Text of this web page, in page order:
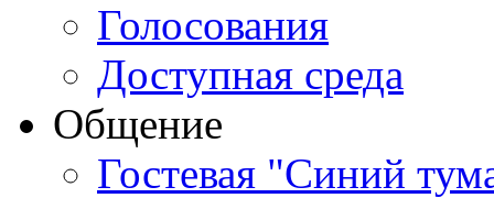
Голосования
Доступная среда
Общение
Гостевая "Синий